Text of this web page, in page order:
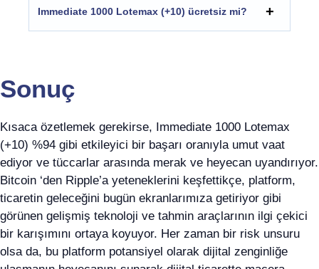
Immediate 1000 Lotemax (+10) ücretsiz mi?
Sonuç
Kısaca özetlemek gerekirse, Immediate 1000 Lotemax
(+10) %94 gibi etkileyici bir başarı oranıyla umut vaat
ediyor ve tüccarlar arasında merak ve heyecan uyandırıyor.
Bitcoin ‘den Ripple’a yeteneklerini keşfettikçe, platform,
ticaretin geleceğini bugün ekranlarımıza getiriyor gibi
görünen gelişmiş teknoloji ve tahmin araçlarının ilgi çekici
bir karışımını ortaya koyuyor. Her zaman bir risk unsuru
olsa da, bu platform potansiyel olarak dijital zenginliğe